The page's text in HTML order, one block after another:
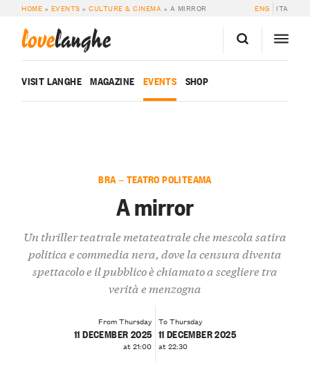
HOME » EVENTS »CULTURE & CINEMA » A MIRROR ENG ITA
lovelanghe
VISIT LANGHE MAGAZINE EVENTS SHOP
BRA — TEATRO POLITEAMA
A mirror
Un thriller teatrale metateatrale che mescola satira
politica e commedia nera, dove la censura diventa
spettacolo e il pubblico è chiamato a scegliere tra
verità e menzogna
From Thursday
11 DECEMBER 2025
at 21:00
To Thursday
11 DECEMBER 2025
at 22:30